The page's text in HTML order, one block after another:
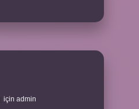
için admin